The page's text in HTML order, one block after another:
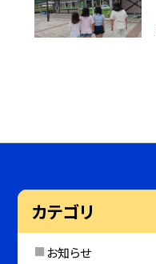
カテゴリ
お知らせ